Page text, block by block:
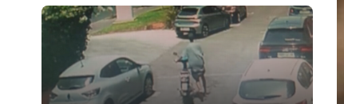
أشغال شارع علال
الفاسي بمراكش